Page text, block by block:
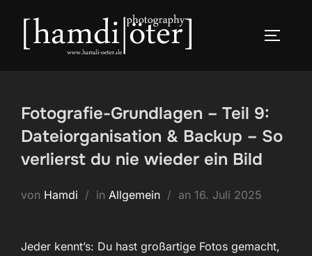
springen
Fotografie-Grundlagen – Teil 9:
Dateiorganisation & Backup – So
verlierst du nie wieder ein Bild
von Hamdi in Allgemein an Veröffentlicht
16. Juli 2025
Jeder kennt’s: Du hast großartige Fotos gemacht,